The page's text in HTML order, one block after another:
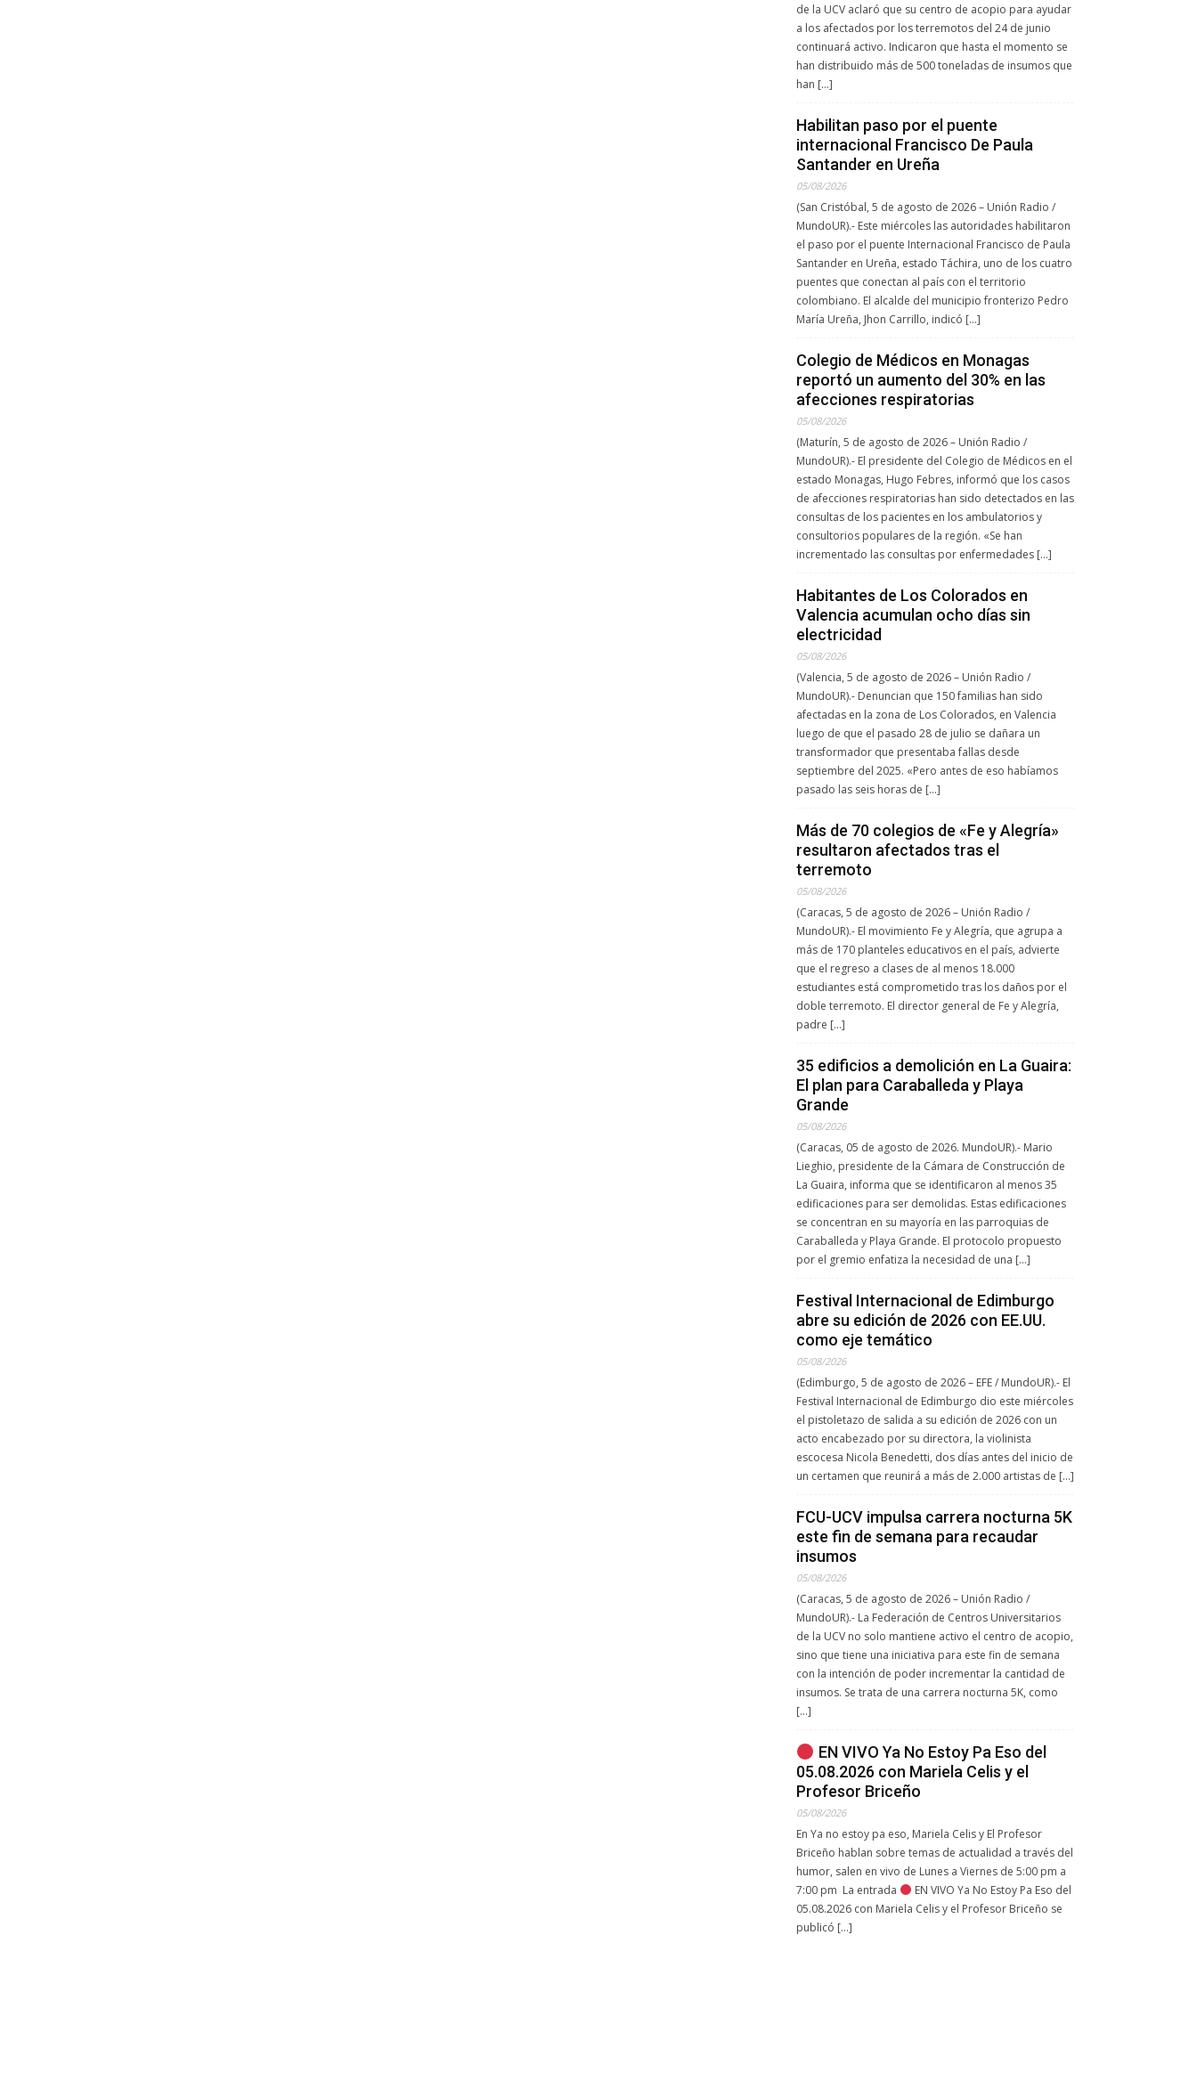
de la UCV aclaró que su centro de acopio para ayudar
a los afectados por los terremotos del 24 de junio
continuará activo. Indicaron que hasta el momento se
han distribuido más de 500 toneladas de insumos que
han […]
Habilitan paso por el puente
internacional Francisco De Paula
Santander en Ureña
05/08/2026
(San Cristóbal, 5 de agosto de 2026 – Unión Radio /
MundoUR).- Este miércoles las autoridades habilitaron
el paso por el puente Internacional Francisco de Paula
Santander en Ureña, estado Táchira, uno de los cuatro
puentes que conectan al país con el territorio
colombiano. El alcalde del municipio fronterizo Pedro
María Ureña, Jhon Carrillo, indicó […]
Colegio de Médicos en Monagas
reportó un aumento del 30% en las
afecciones respiratorias
05/08/2026
(Maturín, 5 de agosto de 2026 – Unión Radio /
MundoUR).- El presidente del Colegio de Médicos en el
estado Monagas, Hugo Febres, informó que los casos
de afecciones respiratorias han sido detectados en las
consultas de los pacientes en los ambulatorios y
consultorios populares de la región. «Se han
incrementado las consultas por enfermedades […]
Habitantes de Los Colorados en
Valencia acumulan ocho días sin
electricidad
05/08/2026
(Valencia, 5 de agosto de 2026 – Unión Radio /
MundoUR).- Denuncian que 150 familias han sido
afectadas en la zona de Los Colorados, en Valencia
luego de que el pasado 28 de julio se dañara un
transformador que presentaba fallas desde
septiembre del 2025. «Pero antes de eso habíamos
pasado las seis horas de […]
Más de 70 colegios de «Fe y Alegría»
resultaron afectados tras el
terremoto
05/08/2026
(Caracas, 5 de agosto de 2026 – Unión Radio /
MundoUR).- El movimiento Fe y Alegría, que agrupa a
más de 170 planteles educativos en el país, advierte
que el regreso a clases de al menos 18.000
estudiantes está comprometido tras los daños por el
doble terremoto. El director general de Fe y Alegría,
padre […]
35 edificios a demolición en La Guaira:
El plan para Caraballeda y Playa
Grande
05/08/2026
(Caracas, 05 de agosto de 2026. MundoUR).- Mario
Lieghio, presidente de la Cámara de Construcción de
La Guaira, informa que se identificaron al menos 35
edificaciones para ser demolidas. Estas edificaciones
se concentran en su mayoría en las parroquias de
Caraballeda y Playa Grande. El protocolo propuesto
por el gremio enfatiza la necesidad de una […]
Festival Internacional de Edimburgo
abre su edición de 2026 con EE.UU.
como eje temático
05/08/2026
(Edimburgo, 5 de agosto de 2026 – EFE / MundoUR).- El
Festival Internacional de Edimburgo dio este miércoles
el pistoletazo de salida a su edición de 2026 con un
acto encabezado por su directora, la violinista
escocesa Nicola Benedetti, dos días antes del inicio de
un certamen que reunirá a más de 2.000 artistas de […]
FCU-UCV impulsa carrera nocturna 5K
este fin de semana para recaudar
insumos
05/08/2026
(Caracas, 5 de agosto de 2026 – Unión Radio /
MundoUR).- La Federación de Centros Universitarios
de la UCV no solo mantiene activo el centro de acopio,
sino que tiene una iniciativa para este fin de semana
con la intención de poder incrementar la cantidad de
insumos. Se trata de una carrera nocturna 5K, como
[…]
EN VIVO Ya No Estoy Pa Eso del
05.08.2026 con Mariela Celis y el
Profesor Briceño
05/08/2026
En Ya no estoy pa eso, Mariela Celis y El Profesor
Briceño hablan sobre temas de actualidad a través del
humor, salen en vivo de Lunes a Viernes de 5:00 pm a
7:00 pm La entrada
EN VIVO Ya No Estoy Pa Eso del
05.08.2026 con Mariela Celis y el Profesor Briceño se
publicó […]